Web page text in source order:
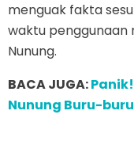
menguak fakta
waktu penggunaan
Nunung.
BACA JUGA:
Nunung Buru-